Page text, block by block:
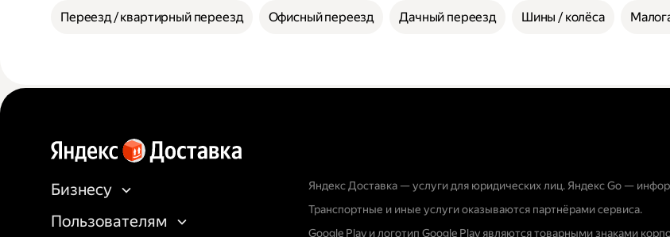
Переезд / квартирный переезд Офисный переезд Дачный переезд Шины / колёса
Бизнесу
Пользователям
Яндекс Доставка — услуги для юридических лиц. Яндекс Go —
Транспортные и иные услуги оказываются партнёрами сервиса.
Google Play и логотип Google Play являются товарными знаками